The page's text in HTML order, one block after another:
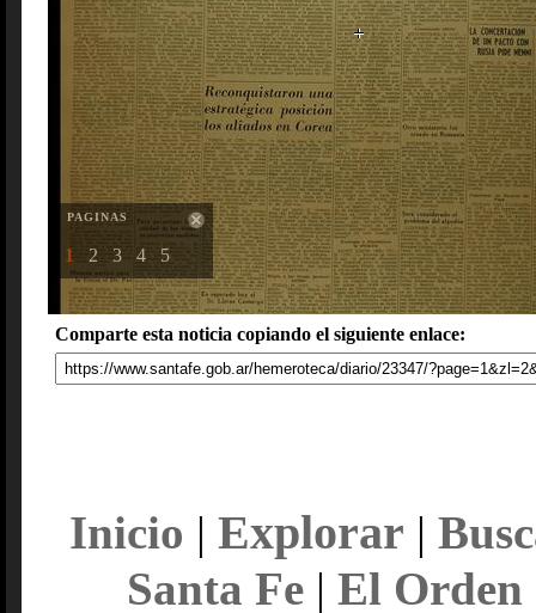
PAGINAS
1 2 3 4 5
Comparte esta noticia copiando el siguiente enlace:
Inicio | Explorar |
Santa Fe| El Orden